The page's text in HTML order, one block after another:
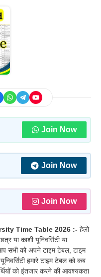
Join Now
Join Now
Join Now
Time Table 2026 :- हेलो
या काशी यूनिवर्सिटी या
आप सभी को अपने टाइम टेबल, टाइम
हमारे टाइम टेबल को कब
को इंतजार करने की आवश्यकता